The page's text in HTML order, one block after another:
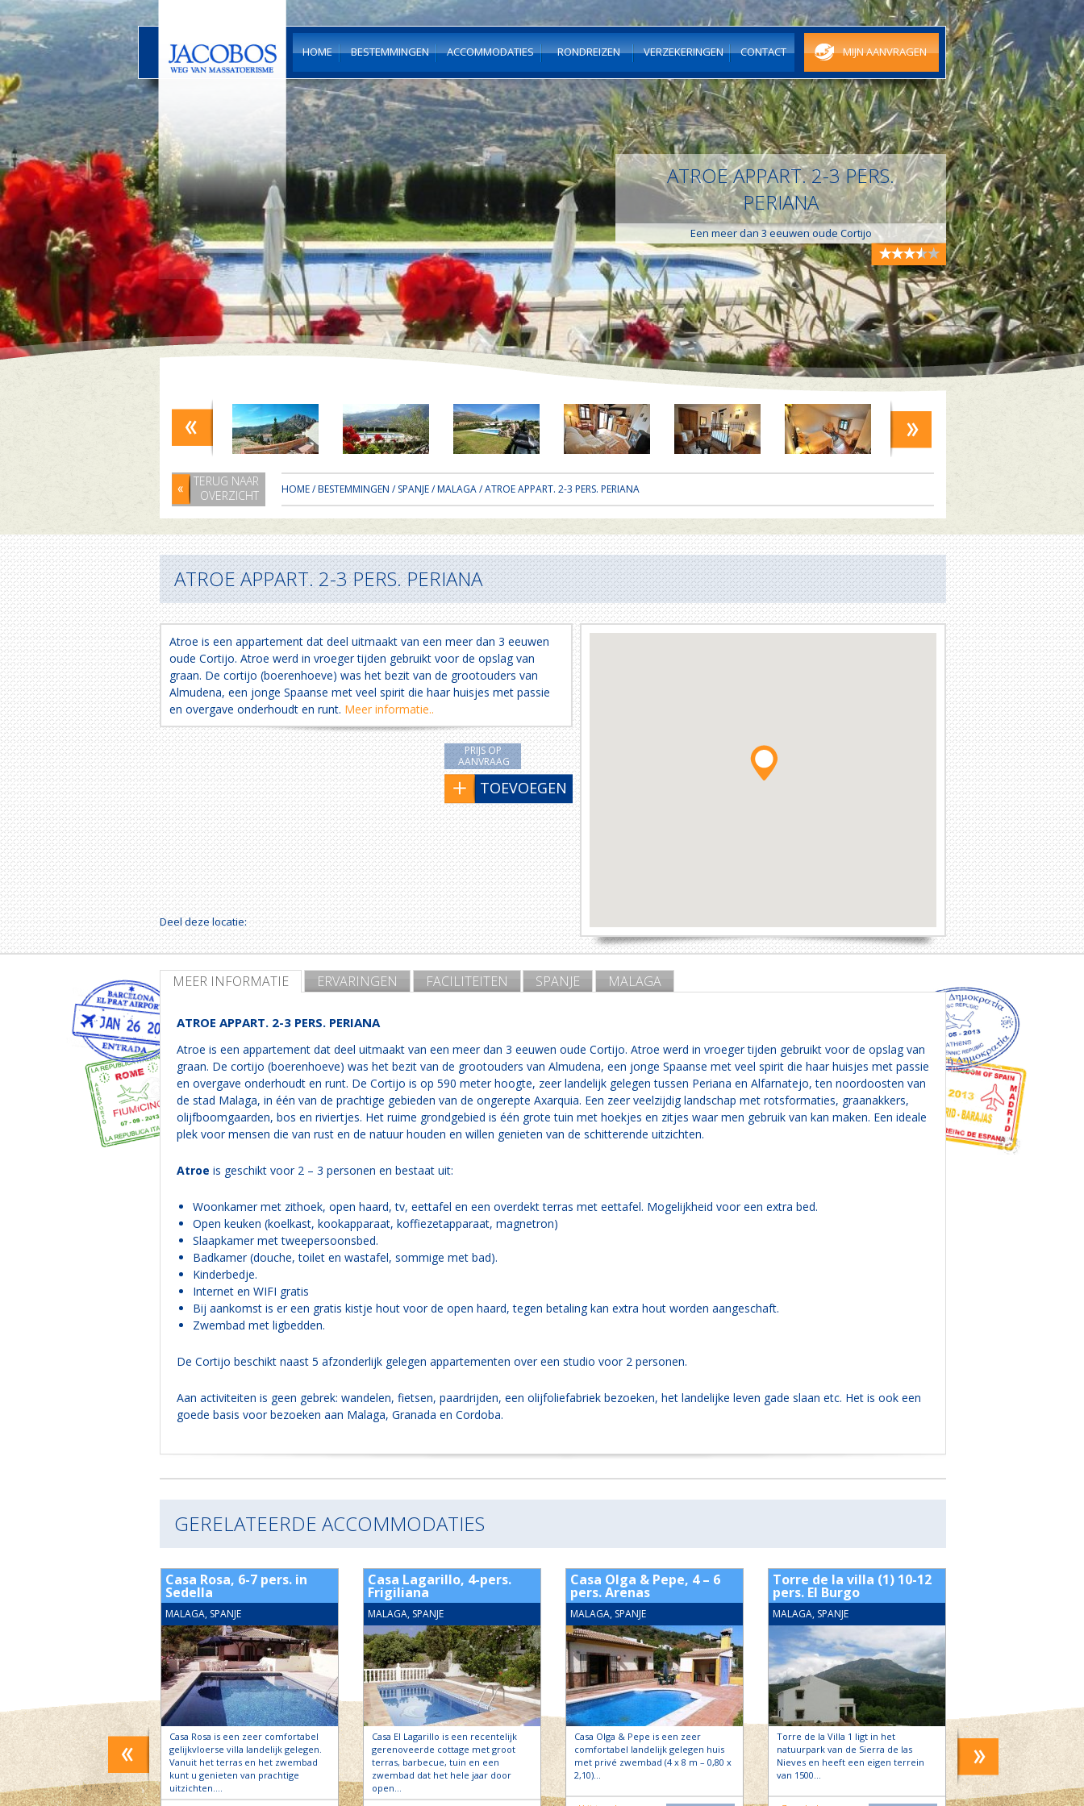
HOME BESTEMMINGEN ACCOMMODATIES RONDREIZEN VERZEKERINGEN CONTACT MIJN AANVRAGEN
ATROE APPART. 2-3 PERS.
PERIANA
Een meer dan 3 eeuwen oude Cortijo
TERUG NAAR
OVERZICHT
HOME/BESTEMMINGEN /SPANJE/MALAGA/ ATROE APPART. 2-3 PERS. PERIANA
ATROE APPART. 2-3 PERS. PERIANA
Atroe is een appartement dat deel uitmaakt van een meer dan 3 eeuwen
oude Cortijo. Atroe werd in vroeger tijden gebruikt voor de opslag van
graan. De cortijo (boerenhoeve) was het bezit van de grootouders van
Almudena, een jonge Spaanse met veel spirit die haar huisjes met passie
en overgave onderhoudt en runt. Meer informatie..
PRIJS OP
AANVRAAG
TOEVOEGEN
Deel deze locatie:
MEER INFORMATIE ERVARINGEN FACILITEITEN SPANJE MALAGA
ATROE APPART. 2-3 PERS. PERIANA
Atroe is een appartement dat deel uitmaakt van een meer dan 3 eeuwen oude Cortijo. Atroe werd in vroeger tijden gebruikt voor de opslag van
graan. De cortijo (boerenhoeve) was het bezit van de grootouders van Almudena, een jonge Spaanse met veel spirit die haar huisjes met passie
en overgave onderhoudt en runt. De Cortijo is op 590 meter hoogte, zeer landelijk gelegen tussen Periana en Alfarnatejo, ten noordoosten van
de stad Malaga, in één van de prachtige gebieden van de ongerepte Axarquia. Een zeer veelzijdig landschap met rotsformaties, graanakkers,
olijfboomgaarden, bos en riviertjes. Het ruime grondgebied is één grote tuin met hoekjes en zitjes waar men gebruik van kan maken. Een ideale
plek voor mensen die van rust en de natuur houden en willen genieten van de schitterende uitzichten.
Atroe is geschikt voor 2 – 3 personen en bestaat uit:
Woonkamer met zithoek, open haard, tv, eettafel en een overdekt terras met eettafel. Mogelijkheid voor een extra bed.
Open keuken (koelkast, kookapparaat, koffiezetapparaat, magnetron)
Slaapkamer met tweepersoonsbed.
Badkamer (douche, toilet en wastafel, sommige met bad).
Kinderbedje.
Internet en WIFI gratis
Bij aankomst is er een gratis kistje hout voor de open haard, tegen betaling kan extra hout worden aangeschaft.
Zwembad met ligbedden.
De Cortijo beschikt naast 5 afzonderlijk gelegen appartementen over een studio voor 2 personen.
Aan activiteiten is geen gebrek: wandelen, fietsen, paardrijden, een olijfoliefabriek bezoeken, het landelijke leven gade slaan etc. Het is ook een
goede basis voor bezoeken aan Malaga, Granada en Cordoba.
GERELATEERDE ACCOMMODATIES
is een authentiek
huis, prachtig gelegen in
omgeving met fraaie
op de heuvels en
Casa Rosa, 6-7 pers. in
Sedella
MALAGA, SPANJE
Casa Rosa is een zeer comfortabel
gelijkvloerse villa landelijk gelegen.
Vanuit het terras en het zwembad
kunt u genieten van prachtige
uitzichten….
Casa Lagarillo, 4-pers.
Frigiliana
MALAGA, SPANJE
Casa El Lagarillo is een recentelijk
gerenoveerde cottage met groot
terras, barbecue, tuin en een
zwembad dat het hele jaar door
open…
Casa Olga & Pepe, 4 – 6
pers. Arenas
MALAGA, SPANJE
Casa Olga & Pepe is een zeer
comfortabel landelijk gelegen huis
met privé zwembad (4 x 8 m – 0,80 x
2,10)…
Torre de la villa (1) 10-12
pers. El Burgo
MALAGA, SPANJE
Torre de la Villa 1 ligt in het
natuurpark van de Sierra de las
Nieves en heeft een eigen terrein
van 1500…
Castillo la Zalia bestaat
appartementen, een
een vrijstaande
de bekende Mudejar
een groot aantal…